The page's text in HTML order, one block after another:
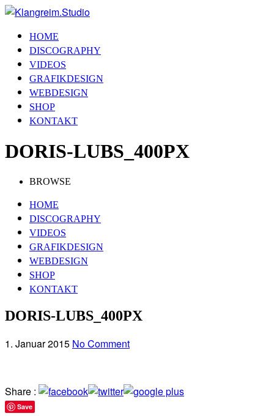
HOME
DISCOGRAPHY
VIDEOS
GRAFIKDESIGN
WEBDESIGN
SHOP
KONTAKT
DORIS-LUBS_400PX
BROWSE
HOME
DISCOGRAPHY
VIDEOS
GRAFIKDESIGN
WEBDESIGN
SHOP
KONTAKT
DORIS-LUBS_400PX
1. Januar 2015 No Comment
Share :
Save